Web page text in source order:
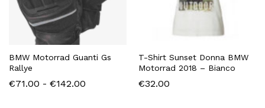
BMW Motorrad Guanti Gs
Rallye
€71.00 - €142.00
T-Shirt Sunset Donna BMW
Motorrad 2018 – Bianco
€32.00